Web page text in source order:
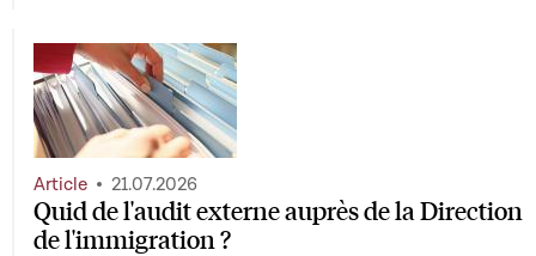
Quid de l'audit externe auprès de la Direction
de l'immigration ?
Article 21.07.2026